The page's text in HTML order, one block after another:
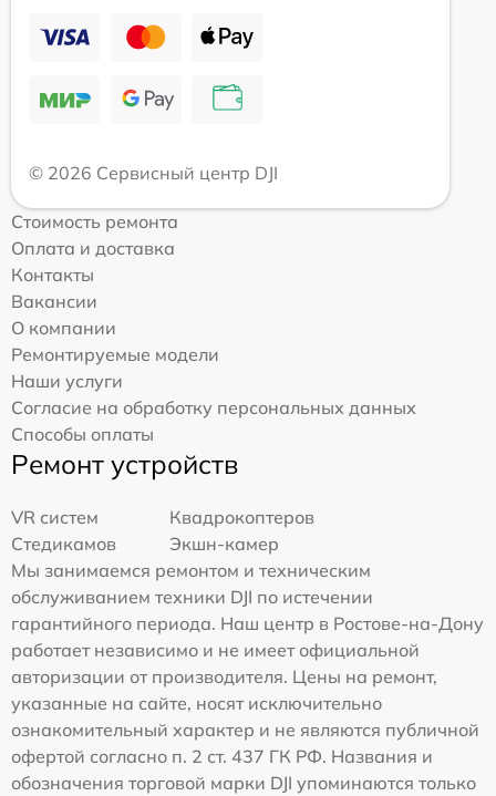
© 2026 Сервисный центр DJI
Стоимость ремонта
Оплата и доставка
Контакты
Вакансии
О компании
Ремонтируемые модели
Наши услуги
Согласие на обработку персональных данных
Способы оплаты
Ремонт устройств
VR систем
Квадрокоптеров
Стедикамов
Экшн-камер
Мы занимаемся ремонтом и техническим
обслуживанием техники DJI по истечении
гарантийного периода. Наш центр в Ростове-на-Дону
работает независимо и не имеет официальной
авторизации от производителя. Цены на ремонт,
указанные на сайте, носят исключительно
ознакомительный характер и не являются публичной
офертой согласно п. 2 ст. 437 ГК РФ. Названия и
обозначения торговой марки DJI упоминаются только